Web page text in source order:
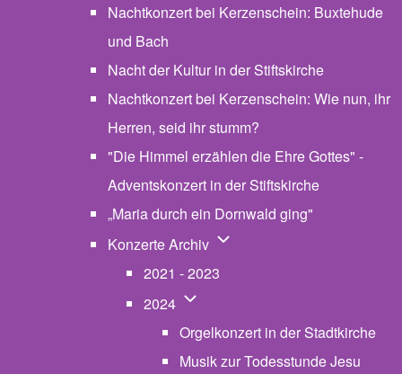
Nachtkonzert bei Kerzenschein: Buxtehude
und Bach
Nacht der Kultur in der Stiftskirche
Nachtkonzert bei Kerzenschein: Wie nun, ihr
Herren, seid ihr stumm?
"Die Himmel erzählen die Ehre Gottes" -
Adventskonzert in der Stiftskirche
„Maria durch ein Dornwald ging"
Konzerte Archiv Unternavigation von
2021 - 2023
2024 Unternavigation von 2024
Orgelkonzert in der Stadtkirche
Musik zur Todesstunde Jesu